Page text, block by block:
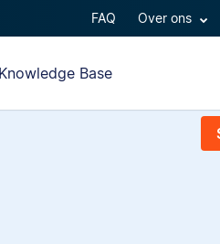
FAQ Over ons
Knowledge Base